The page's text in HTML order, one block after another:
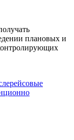
плановых и